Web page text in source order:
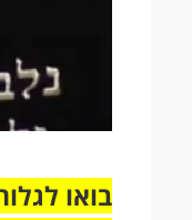
בואו